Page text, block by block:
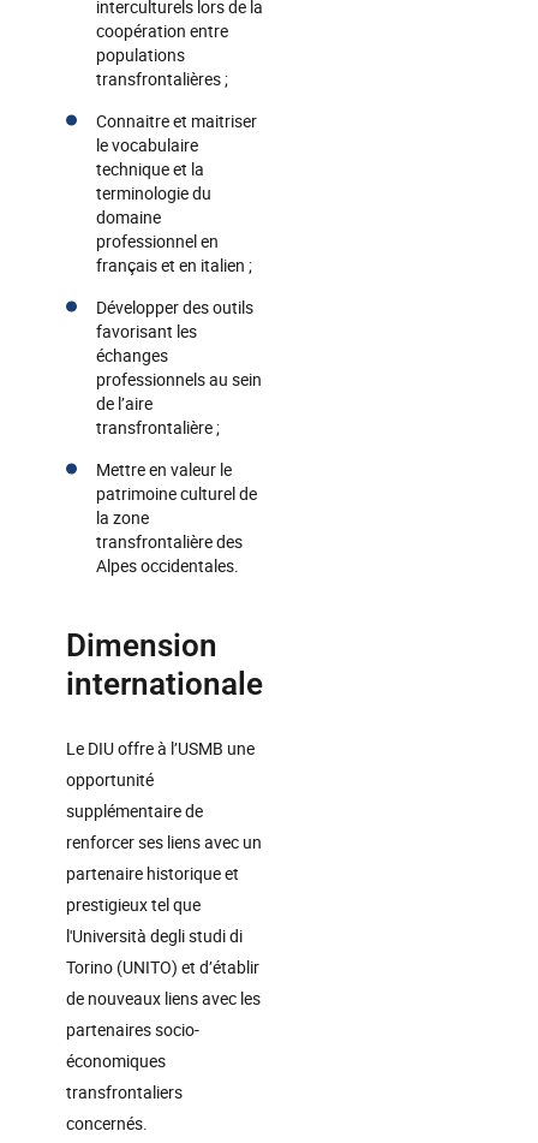
interculturels lors de la
coopération entre
populations
transfrontalières ;
Connaitre et maitriser
le vocabulaire
technique et la
terminologie du
domaine
professionnel en
français et en italien ;
Développer des outils
favorisant les
échanges
professionnels au sein
de l’aire
transfrontalière ;
Mettre en valeur le
patrimoine culturel de
la zone
transfrontalière des
Alpes occidentales.
Dimension
internationale
Le DIU offre à l’USMB une
opportunité
supplémentaire de
renforcer ses liens avec un
partenaire historique et
prestigieux tel que
l'Università degli studi di
Torino (UNITO) et d’établir
de nouveaux liens avec les
partenaires socio-
économiques
transfrontaliers
concernés.